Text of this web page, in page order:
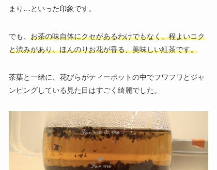
まり…といった印象です。
でも、 お茶の味自体にクセがあるわけでもなく、程よいコク
と渋みがあり、ほんのりお花が香る、美味しい紅茶です。
茶葉と一緒に、花びらがティーポットの中でフワフワとジャ
ンピングしている見た目はすごく綺麗でした。